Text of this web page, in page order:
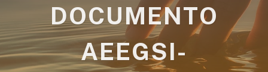
DOCUMENTO
AEEGSI-